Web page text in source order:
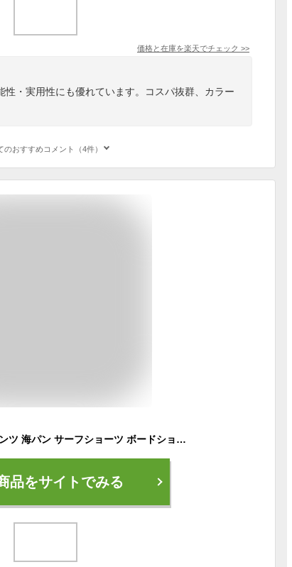
価格と在庫を楽天でチェック >>
性・実用性にも優れています。コスパ抜群、カラー
のおすすめコメント（4件）
水着 メンズ サーフパンツ 海パン サーフショーツ ボードショーツ ハーフパンツ インナー インナー付 ラッシュガード 大きいサイズ ミドル ロング 膝丈 ひざ丈 プール 海 海水浴 サーフィン サウナ おしゃれ 水陸両用 吸水速乾 耐塩素 uvカット
品をサイトでみる